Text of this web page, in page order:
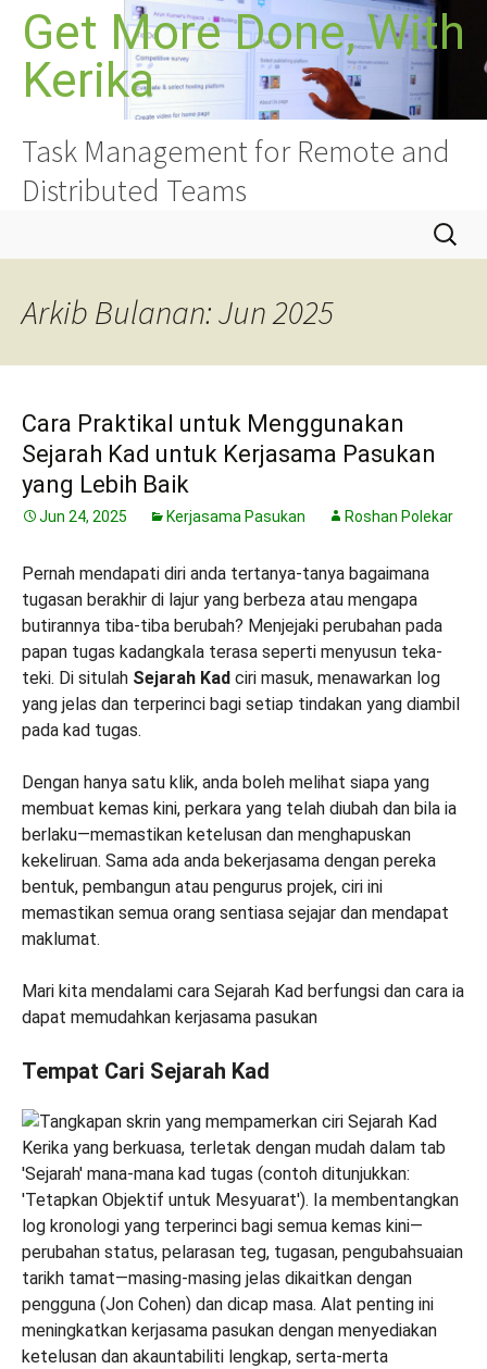
Langkau
kandungan
Get More Done, With
Kerika
Task Management for Remote and
Distributed Teams
Cari:
Arkib Bulanan: Jun 2025
Cara Praktikal untuk Menggunakan
Sejarah Kad untuk Kerjasama Pasukan
yang Lebih Baik
Jun 24, 2025 Kerjasama Pasukan Roshan Polekar
Pernah mendapati diri anda tertanya-tanya bagaimana
tugasan berakhir di lajur yang berbeza atau mengapa
butirannya tiba-tiba berubah? Menjejaki perubahan pada
papan tugas kadangkala terasa seperti menyusun teka-
teki. Di situlah Sejarah Kad ciri masuk, menawarkan log
yang jelas dan terperinci bagi setiap tindakan yang diambil
pada kad tugas.
Dengan hanya satu klik, anda boleh melihat siapa yang
membuat kemas kini, perkara yang telah diubah dan bila ia
berlaku—memastikan ketelusan dan menghapuskan
kekeliruan. Sama ada anda bekerjasama dengan pereka
bentuk, pembangun atau pengurus projek, ciri ini
memastikan semua orang sentiasa sejajar dan mendapat
maklumat.
Mari kita mendalami cara Sejarah Kad berfungsi dan cara ia
dapat memudahkan kerjasama pasukan
Tempat Cari Sejarah Kad